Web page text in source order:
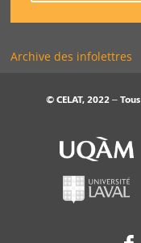
Archive des infolettres
© CELAT, 2022 –